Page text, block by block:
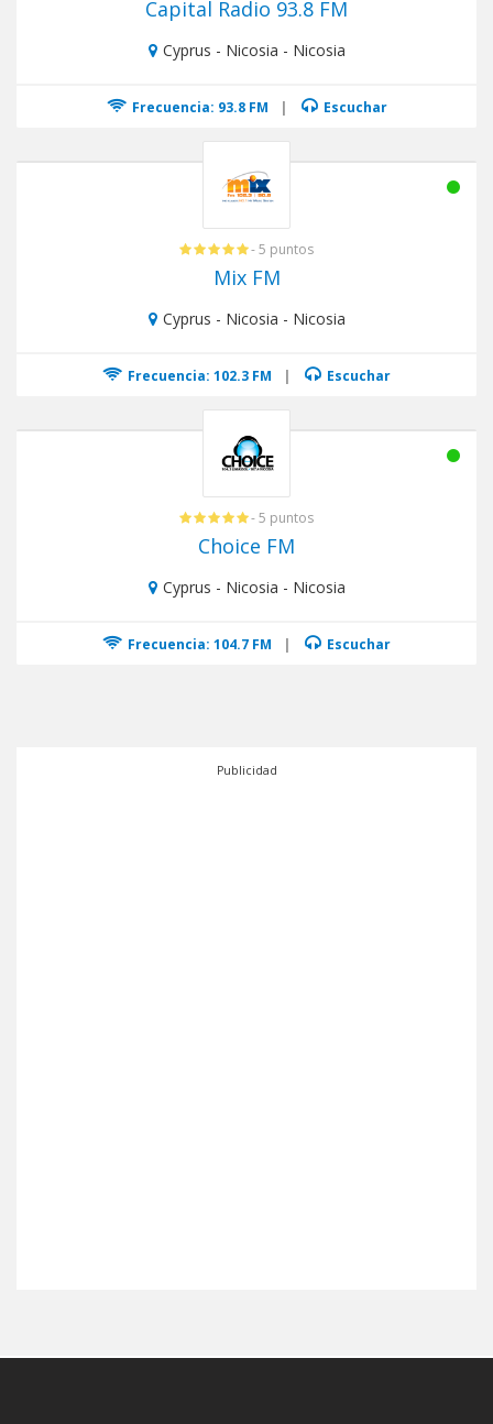
Capital Radio 93.8 FM
Cyprus - Nicosia - Nicosia
Frecuencia: 93.8 FM | Escuchar
- 5 puntos
Mix FM
Cyprus - Nicosia - Nicosia
Frecuencia: 102.3 FM | Escuchar
- 5 puntos
Choice FM
Cyprus - Nicosia - Nicosia
Frecuencia: 104.7 FM | Escuchar
Publicidad